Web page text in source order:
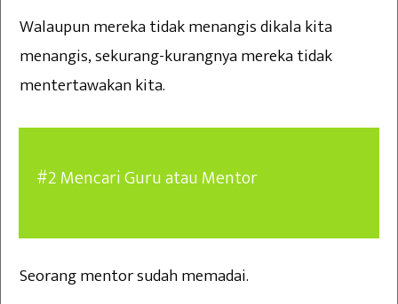
Walaupun mereka tidak menangis dikala kita
menangis, sekurang-kurangnya mereka tidak
mentertawakan kita.
#2 Mencari Guru atau Mentor
Seorang mentor sudah memadai.